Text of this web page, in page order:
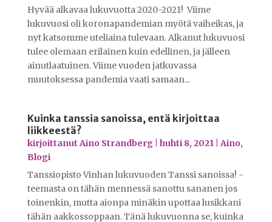
Hyvää alkavaa lukuvuotta 2020-2021! Viime
lukuvuosi oli koronapandemian myötä vaiheikas, ja
nyt katsomme uteliaina tulevaan. Alkanut lukuvuosi
tulee olemaan erilainen kuin edellinen, ja jälleen
ainutlaatuinen. Viime vuoden jatkuvassa
muutoksessa pandemia vaati samaan...
Kuinka tanssia sanoissa, entä kirjoittaa
liikkeestä?
kirjoittanutAino Strandberg| huhti 8, 2021|Aino,
Blogi
Tanssiopisto Vinhan lukuvuoden Tanssi sanoissa! -
teemasta on tähän mennessä sanottu sananen jos
toinenkin, mutta aionpa minäkin upottaa lusikkani
tähän aakkossoppaan. Tänä lukuvuonna se, kuinka